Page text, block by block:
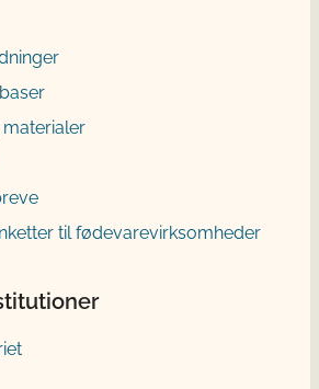
til fødevarevirksomheder